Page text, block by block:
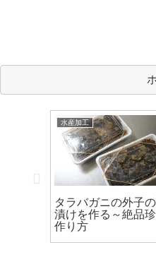
水産加工
タラバガニの外子
漬けを作る～絶品
作り方